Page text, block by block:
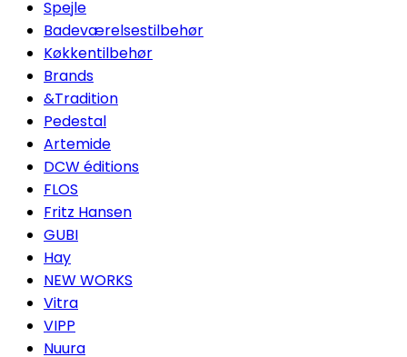
Spejle
Badeværelsestilbehør
Køkkentilbehør
Brands
&Tradition
Pedestal
Artemide
DCW éditions
FLOS
Fritz Hansen
GUBI
Hay
NEW WORKS
Vitra
VIPP
Nuura